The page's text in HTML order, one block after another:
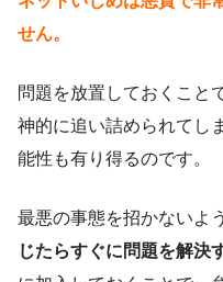
せん。
問題を放置しておくこと
神的に追い詰められてし
能性も有り得るのです。
最悪の事態を招かないよ
じたらすぐに問題を解決